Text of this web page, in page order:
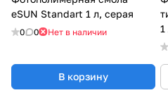
eSUN Standart 1 л, серая
0 0 Нет в наличии
В корзину
1